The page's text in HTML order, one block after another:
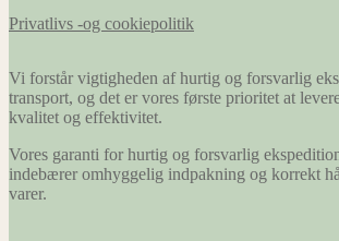
Privatlivs -og cookiepolitik
Vi forstår vigtigheden af hurtig og forsvarlig
transport, og det er vores første prioritet at
kvalitet og effektivitet.
Vores garanti for hurtig og forsvarlig
indebærer omhyggelig indpakning og korrekt
varer.